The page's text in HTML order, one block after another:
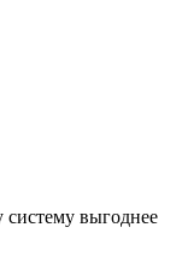
систему выгоднее